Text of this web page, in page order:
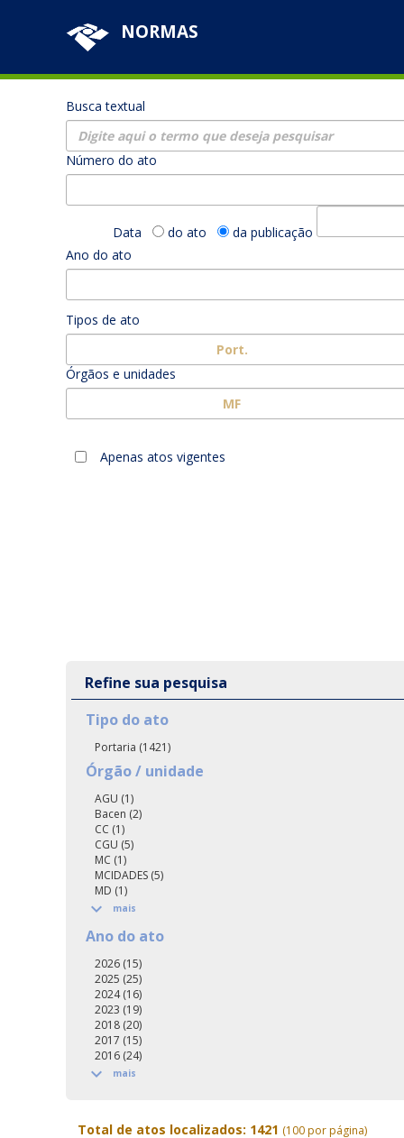
NORMAS
Busca textual
Número do ato
Data do ato
da publicação
Ano do ato
Tipos de ato
Port.
Órgãos e unidades
MF
Apenas atos vigentes
Refine sua pesquisa
Tipo do ato
Portaria (1421)
Órgão / unidade
AGU (1)
Bacen (2)
CC (1)
CGU (5)
MC (1)
MCIDADES (5)
MD (1)
 mais
Ano do ato
2026 (15)
2025 (25)
2024 (16)
2023 (19)
2018 (20)
2017 (15)
2016 (24)
 mais
Total de atos localizados: 1421 (100 por página)